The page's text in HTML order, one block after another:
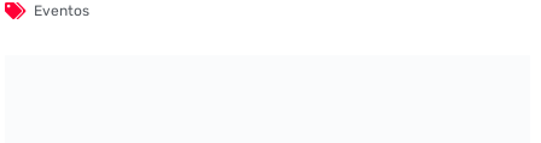
Eventos